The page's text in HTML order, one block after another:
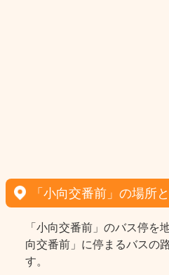
「小向交番前」の場所
「小向交番前」のバス停を
向交番前」に停まるバスの
す。